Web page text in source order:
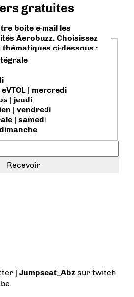
gratuites
boite e-mail les
Aerobuzz. Choisissez
ci-dessous :
| mercredi
| jeudi
| vendredi
| samedi
|Jumpseat_Abz sur twitch